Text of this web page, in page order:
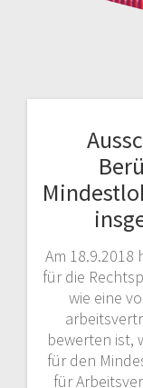
Am
für die
wie eine
bewerten ist,
für den
für